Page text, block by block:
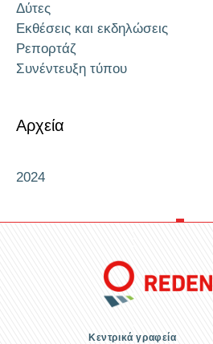
Δύτες
Εκθέσεις και εκδηλώσεις
Ρεπορτάζ
Συνέντευξη τύπου
Αρχεία
2024
Κεντρικά γραφεία